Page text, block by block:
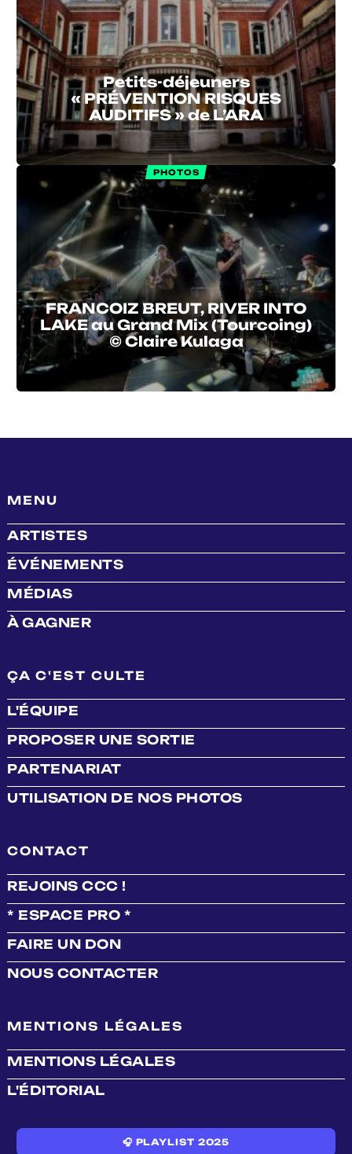
Petits-déjeuners
« PRÉVENTION RISQUES
AUDITIFS » de L’ARA
PHOTOS
FRANCOIZ BREUT, RIVER INTO
LAKE au Grand Mix (Tourcoing)
© Claire Kulaga
MENU
ARTISTES
ÉVÉNEMENTS
MÉDIAS
À GAGNER
ÇA C'EST CULTE
L'ÉQUIPE
PROPOSER UNE SORTIE
PARTENARIAT
UTILISATION DE NOS PHOTOS
CONTACT
REJOINS CCC !
* ESPACE PRO *
FAIRE UN DON
NOUS CONTACTER
MENTIONS LÉGALES
MENTIONS LÉGALES
L'ÉDITORIAL
🎧 PLAYLIST 2025